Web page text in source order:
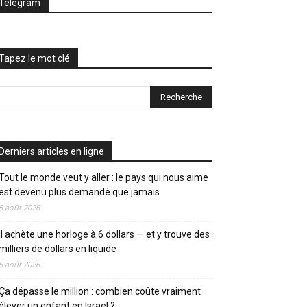
le mot clé
articles en ligne
le monde veut y aller : le pays qui nous aime
devenu plus demandé que jamais
août 2026
achète une horloge à 6 dollars — et y trouve des
de dollars en liquide
août 2026
dépasse le million : combien coûte vraiment